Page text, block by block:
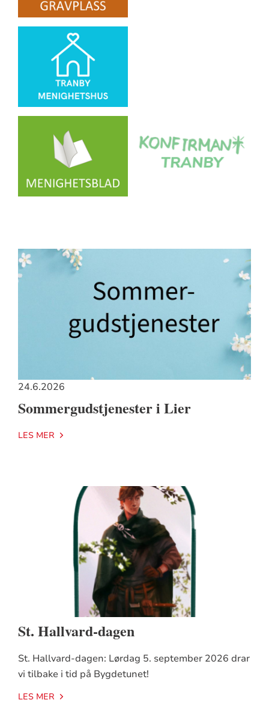
24.6.2026
Sommergudstjenester i Lier
LES MER
St. Hallvard-dagen
St. Hallvard-dagen: Lørdag 5. september 2026 drar
vi tilbake i tid på Bygdetunet!
LES MER